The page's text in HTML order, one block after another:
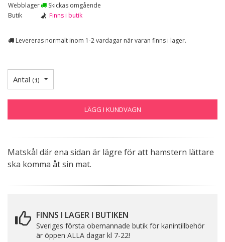
Webblager
Skickas omgående
Butik
Finns i butik
Levereras normalt inom 1-2 vardagar när varan finns i lager.
Antal (1)
LÄGG I KUNDVAGN
Matskål där ena sidan är lägre för att hamstern lättare
ska komma åt sin mat.
FINNS I LAGER I BUTIKEN
Sveriges första obemannade butik för kanintillbehör
är öppen ALLA dagar kl 7-22!